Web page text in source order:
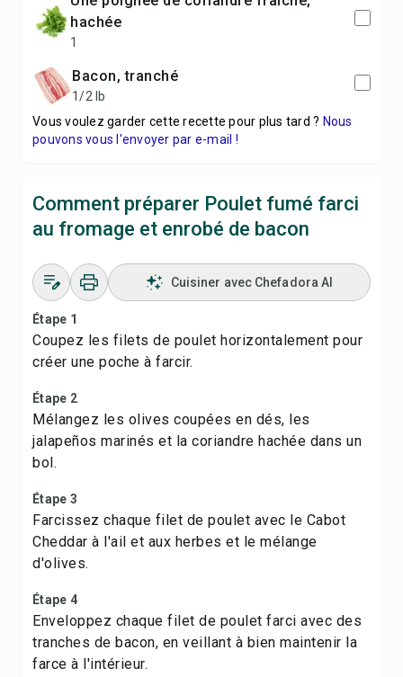
hachée
1
bacon, tranché
1/2 lb
Vous voulez garder cette recette pour plus tard ? Nous
pouvons vous l'envoyer par e-mail !
Comment préparer Poulet fumé farci
au fromage et enrobé de bacon
Cuisiner avec Chefadora AI
Étape 1
Coupez les filets de poulet horizontalement pour
créer une poche à farcir.
Étape 2
Mélangez les olives coupées en dés, les
jalapeños marinés et la coriandre hachée dans un
bol.
Étape 3
Farcissez chaque filet de poulet avec le Cabot
Cheddar à l'ail et aux herbes et le mélange
d'olives.
Étape 4
Enveloppez chaque filet de poulet farci avec des
tranches de bacon, en veillant à bien maintenir la
farce à l'intérieur.